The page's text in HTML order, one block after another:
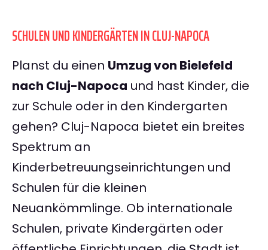
SCHULEN UND KINDERGÄRTEN IN CLUJ-NAPOCA
Planst du einen Umzug von Bielefeld
nach Cluj-Napoca und hast Kinder, die
zur Schule oder in den Kindergarten
gehen? Cluj-Napoca bietet ein breites
Spektrum an
Kinderbetreuungseinrichtungen und
Schulen für die kleinen
Neuankömmlinge. Ob internationale
Schulen, private Kindergärten oder